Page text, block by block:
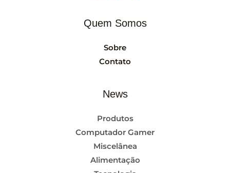
Quem Somos
Sobre
Contato
News
Produtos
Computador Gamer
Miscelânea
Alimentação